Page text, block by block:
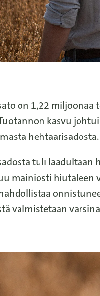
on 1,22
kasvu
hehtaarisadosta.
tuli laadultaan
mainiosti hiutaleen
valmistetaan